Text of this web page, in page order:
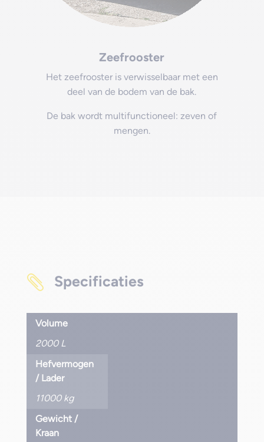
Zeefrooster
Het zeefrooster is verwisselbaar met een
deel van de bodem van de bak.
De bak wordt multifunctioneel: zeven of
mengen.
 Specificaties
Volume
2000 L
Hefvermogen
/ Lader
11000 kg
Gewicht /
Kraan